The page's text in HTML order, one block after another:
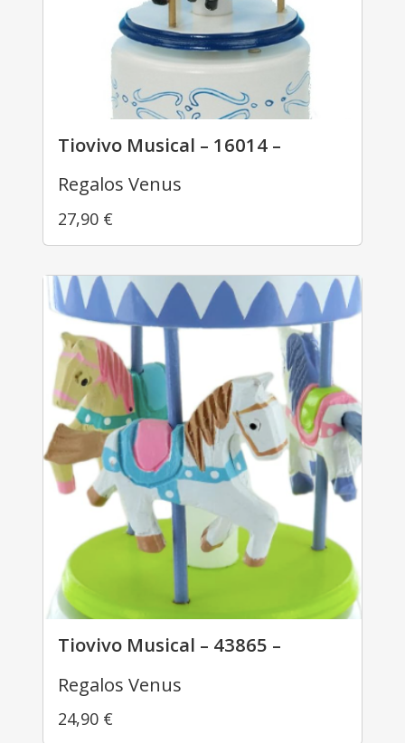
Tiovivo Musical – 16014 –
Regalos Venus
27,90 €
Tiovivo Musical – 43865 –
Regalos Venus
24,90 €